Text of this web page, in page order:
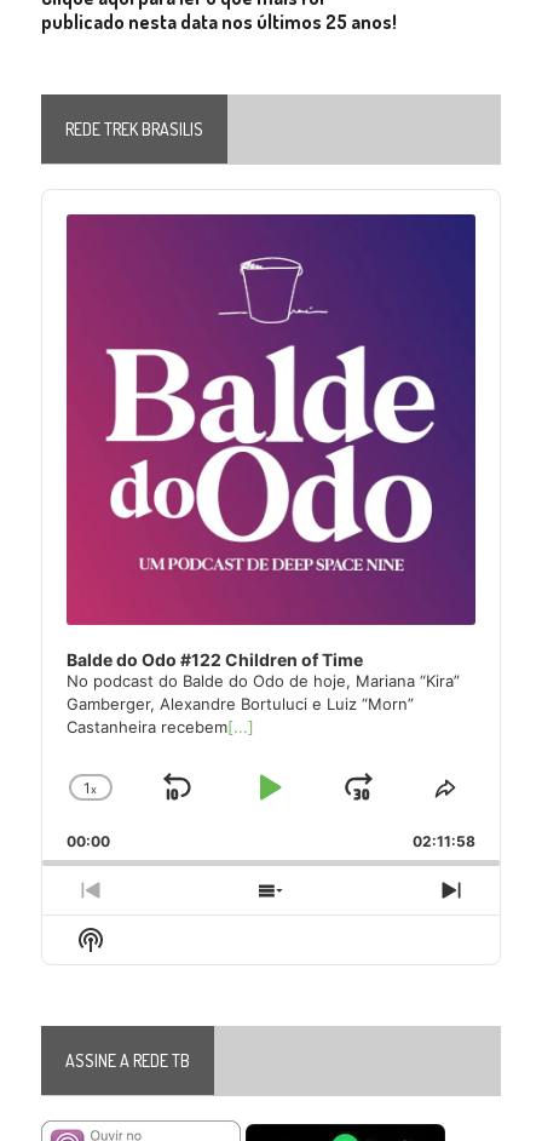
publicado nesta data nos últimos 25 anos!
REDE TREK BRASILIS
Audio
Player
Balde do Odo #122 Children of Time
No podcast do Balde do Odo de hoje, Mariana “Kira”
Gamberger, Alexandre Bortuluci e Luiz “Morn”
Castanheira recebem[...]
Change
Rate
1x
Skip
Play
Jump
Forward
Share
Episode
00:00 02:11:58
Previous
Episode
Show
Episodes
Next
Episode
Show
Podcast
ASSINE A REDE TB